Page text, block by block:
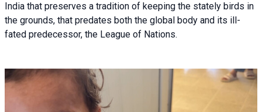
India that preserves a tradition of keeping the stately birds in
the grounds, that predates both the global body and its ill-
fated predecessor, the League of Nations.